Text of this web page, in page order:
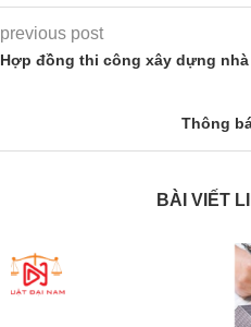
previous post
Hợp đồng thi công xây dựng
Thông
BÀI VIẾT